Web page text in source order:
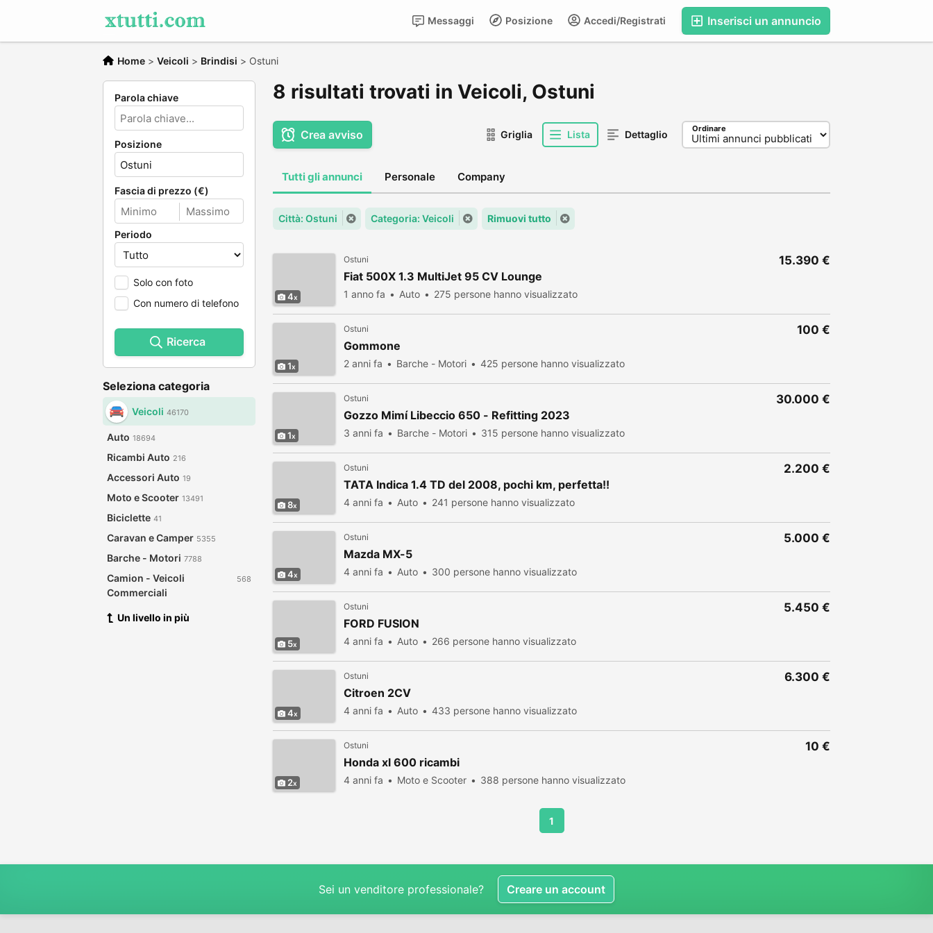
Inserisci un annuncio
Accedi/Registrati
Posizione
Messaggi
Home > Veicoli > Brindisi > Ostuni
Parola chiave
Posizione
Fascia di prezzo (€)
Periodo
Solo con foto
Con numero di telefono
Ricerca
Seleziona categoria
Veicoli 46170
Auto 18694
Ricambi Auto 216
Accessori Auto 19
Moto e Scooter 13491
Biciclette 41
Caravan e Camper 5355
Barche - Motori 7788
Camion - Veicoli
Commerciali
568
Un livello in più
8 risultati trovati in Veicoli, Ostuni
Crea avviso Griglia Lista Dettaglio Ordinare
Tutti gli annunci Personale Company
Città: Ostuni Categoria: Veicoli Rimuovi tutto
4
Ostuni
Fiat 500X 1.3 MultiJet 95 CV Lounge
1 anno fa Auto 275 persone hanno visualizzato
15.390 €
1
Ostuni
Gommone
2 anni fa Barche - Motori 425 persone hanno visualizzato
100 €
1
Ostuni
Gozzo Mimí Libeccio 650 - Refitting 2023
3 anni fa Barche - Motori 315 persone hanno visualizzato
30.000 €
8
Ostuni
TATA Indica 1.4 TD del 2008, pochi km, perfetta!!
4 anni fa Auto 241 persone hanno visualizzato
2.200 €
4
Ostuni
Mazda MX-5
4 anni fa Auto 300 persone hanno visualizzato
5.000 €
5
Ostuni
FORD FUSION
4 anni fa Auto 266 persone hanno visualizzato
5.450 €
4
Ostuni
Citroen 2CV
4 anni fa Auto 433 persone hanno visualizzato
6.300 €
2
Ostuni
Honda xl 600 ricambi
4 anni fa Moto e Scooter 388 persone hanno visualizzato
10 €
1
Sei un venditore professionale? Creare un account